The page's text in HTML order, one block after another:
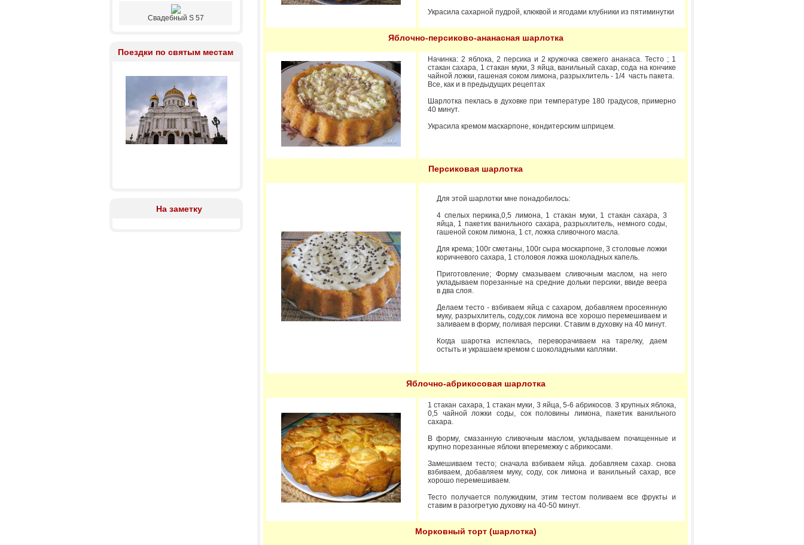
Свадебный S 57
Поездки по святым местам
На заметку
Украсила сахарной пудрой, клюквой и ягодами клубники из пятиминутки
Яблочно-персиково-ананасная шарлотка
Начинка: 2 яблока, 2 персика и 2 кружочка свежего ананаса. Тесто ; 1
стакан сахара, 1 стакан муки, 3 яйца, ванильный сахар, сода на кончике
чайной ложки, гашеная соком лимона, разрыхлитель - 1/4 часть пакета.
Все, как и в предыдущих рецептах
Шарлотка пеклась в духовке при температуре 180 градусов, примерно
40 минут.
Украсила кремом маскарпоне, кондитерским шприцем.
Персиковая шарлотка
Для этой шарлотки мне понадобилось:
4 спелых перкика,0,5 лимона, 1 стакан муки, 1 стакан сахара, 3
яйца, 1 пакетик ванильного сахара, разрыхлитель, немного соды,
гашеной соком лимона, 1 ст, ложка сливочного масла.
Для крема; 100г сметаны, 100г сыра москарпоне, 3 столовые ложки
коричневого сахара, 1 столовоя ложка шоколадных капель.
Приготовление; Форму смазываем сливочным маслом, на него
укладываем порезанные на средние дольки персики, ввиде веера
в два слоя.
Делаем тесто - взбиваем яйца с сахаром, добавляем просеянную
муку, разрыхлитель, соду,сок лимона все хорошо перемешиваем и
заливаем в форму, поливая персики. Ставим в духовку на 40 минут.
Когда шаротка испеклась, переворачиваем на тарелку, даем
остыть и украшаем кремом с шоколадными каплями.
Яблочно-абрикосовая шарлотка
1 стакан сахара, 1 стакан муки, 3 яйца, 5-6 абрикосов. 3 крупных яблока,
0,5 чайной ложки соды, сок половины лимона, пакетик ванильного
сахара.
В форму, смазанную сливочным маслом, укладываем почищенные и
крупно порезанные яблоки вперемежку с абрикосами.
Замешиваем тесто; сначала взбиваем яйца. добавляем сахар. снова
взбиваем, добавляем муку, соду, сок лимона и ванильный сахар, все
хорошо перемешиваем.
Тесто получается полужидким, этим тестом поливаем все фрукты и
ставим в разогретую духовку на 40-50 минут.
Морковный торт (шарлотка)